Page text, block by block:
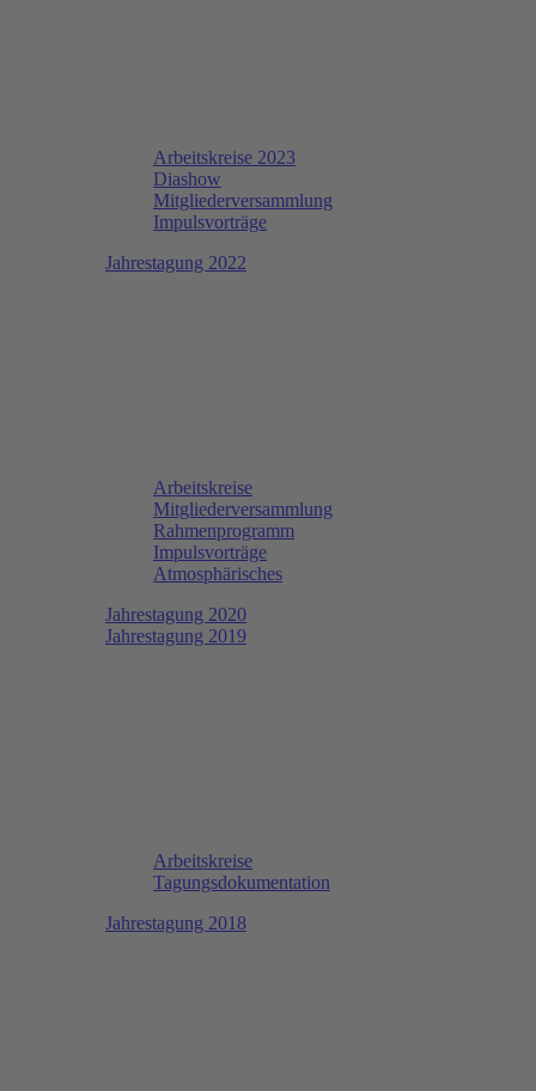
Arbeitskreise 2023
Diashow
Mitgliederversammlung
Impulsvorträge
Jahrestagung 2022
Arbeitskreise
Mitgliederversammlung
Rahmenprogramm
Impulsvorträge
Atmosphärisches
Jahrestagung 2020
Jahrestagung 2019
Arbeitskreise
Tagungsdokumentation
Jahrestagung 2018